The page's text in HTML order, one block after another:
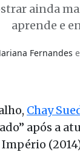
ainda
aprende e
Fernandes
Chay
após a